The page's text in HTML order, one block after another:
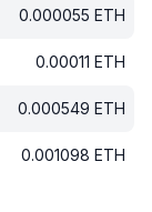
0.000055 ETH
0.00011 ETH
0.000549 ETH
0.001098 ETH